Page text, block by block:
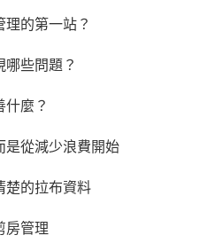
的第一站？
些問題？
麼？
是從減少浪費開始
楚的拉布資料
房管理